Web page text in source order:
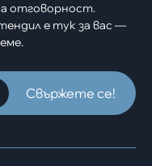
отговорност.
е тук за вас —
Свържете се!